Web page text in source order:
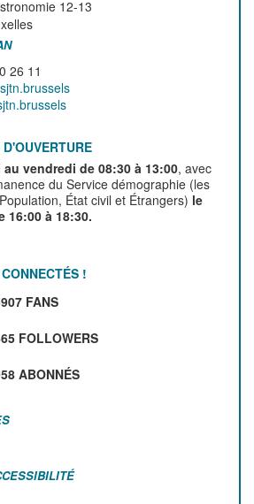
12-13
26 11
D'OUVERTURE
vendredi de 08:30 à 13:00, avec
du Service démographie (les
État civil et Étrangers) le
16:00 à 18:30.
!
FANS
FOLLOWERS
ABONNÉS